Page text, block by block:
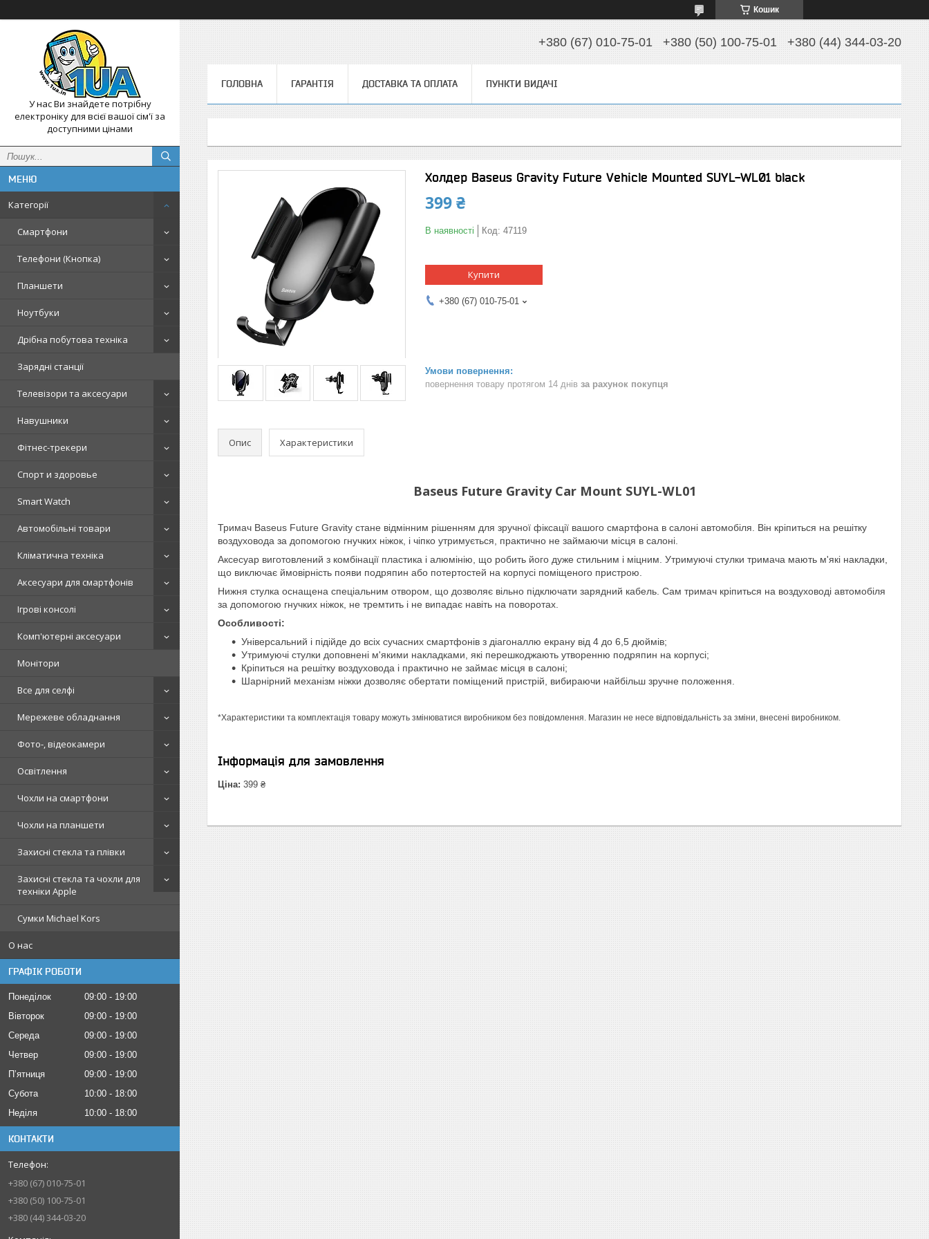
Кошик
У нас Ви знайдете потрібну
електроніку для всієї вашої сім'ї за
доступними цінами
Категорії
Смартфони
Телефони (Кнопка)
Планшети
Ноутбуки
Дрібна побутова техніка
Зарядні станції
Телевізори та аксесуари
Навушники
Фітнес-трекери
Спорт и здоровье
Smart Watch
Автомобільні товари
Кліматична техніка
Аксесуари для смартфонів
Ігрові консолі
Комп'ютерні аксесуари
Монітори
Все для селфі
Мережеве обладнання
Фото-, відеокамери
Освітлення
Чохли на смартфони
Чохли на планшети
Захисні стекла та плівки
Захисні стекла та чохли для
техніки Apple
Сумки Michael Kors
О нас
ГРАФІК РОБОТИ
Понеділок 09:00
19:00
Вівторок
09:00
19:00
Середа
09:00
19:00
Четвер
09:00
19:00
Пʼятниця
09:00
19:00
Субота
10:00
18:00
Неділя
10:00 18:00
КОНТАКТИ
+380 (67) 010-75-01
+380 (50) 100-75-01
+380 (44) 344-03-20
+380 (67) 010-75-01 +380 (50) 100-75-01 +380 (44) 344-03-20
ГОЛОВНА ГАРАНТІЯ ДОСТАВКА ТА ОПЛАТА ПУНКТИ ВИДАЧІ
Холдер Baseus Gravity Future Vehicle Mounted SUYL-WL01 black
399 ₴
В наявності Код: 47119
Купити
+380 (67) 010-75-01
повернення товару протягом 14 днів за рахунок покупця
Опис Характеристики
Baseus Future Gravity Car Mount SUYL-WL01
Тримач Baseus Future Gravity стане відмінним рішенням для зручної фіксації вашого смартфона в салоні автомобіля. Він кріпиться на решітку
воздуховода за допомогою гнучких ніжок, і чіпко утримується, практично не займаючи місця в салоні.
Аксесуар виготовлений з комбінації пластика і алюмінію, що робить його дуже стильним і міцним. Утримуючі стулки тримача мають м'які накладки,
що виключає ймовірність появи подряпин або потертостей на корпусі поміщеного пристрою.
Нижня стулка оснащена спеціальним отвором, що дозволяє вільно підключати зарядний кабель. Сам тримач кріпиться на воздуховоді автомобіля
за допомогою гнучких ніжок, не тремтить і не випадає навіть на поворотах.
Особливості:
Універсальний і підійде до всіх сучасних смартфонів з діагоналлю екрану від 4 до 6,5 дюймів;
Утримуючі стулки доповнені м'якими накладками, які перешкоджають утворенню подряпин на корпусі;
Кріпиться на решітку воздуховода і практично не займає місця в салоні;
Шарнірний механізм ніжки дозволяє обертати поміщений пристрій, вибираючи найбільш зручне положення.
*Характеристики та комплектація товару можуть змінюватися виробником без повідомлення. Магазин не несе відповідальність за зміни, внесені виробником.
Інформація для замовлення
Ціна: 399 ₴